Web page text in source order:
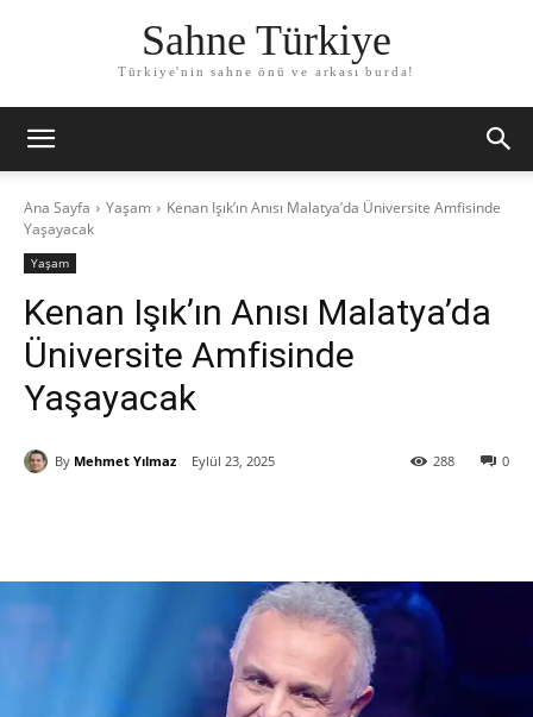
Sahne Türkiye
Türkiye'nin sahne önü ve arkası burda!
Ana Sayfa Yaşam
Kenan Işık’ın Anısı Malatya’da Üniversite Amfisinde
Yaşayacak
Yaşam
Kenan Işık’ın Anısı Malatya’da
Üniversite Amfisinde
Yaşayacak
By Mehmet Yılmaz Eylül 23, 2025 0
288